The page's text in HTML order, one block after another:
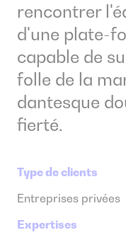
rencontrer
d'une plate-
capable de
folle de la
dantesque
fierté.
Type de clients
Entreprises privées
Expertises